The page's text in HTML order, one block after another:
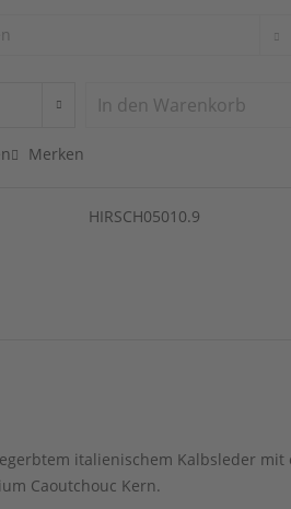
In den Warenkorb
Merken
HIRSCH05010.9
italienischem Kalbsleder mit
Caoutchouc Kern.